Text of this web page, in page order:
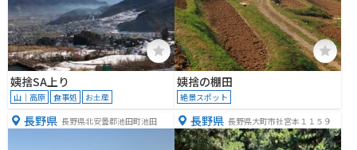
姨捨SA上り
山｜高原 食事処 お土産
姨捨の棚田
絶景スポット
長野県 長野県北安曇郡池田町池田 長野県 長野県大町市社宮本１１５９